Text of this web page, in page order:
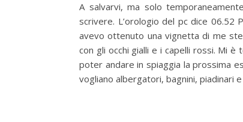
A salvarvi, ma solo
scrivere. L’orologio del pc dice 06.52
avevo ottenuto una vignetta di me
con gli occhi gialli e i capelli rossi. Mi
poter andare in spiaggia la prossima
vogliano albergatori, bagnini, piadinari